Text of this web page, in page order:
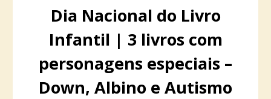
Dia Nacional do Livro
Infantil | 3 livros com
personagens especiais –
Down, Albino e Autismo